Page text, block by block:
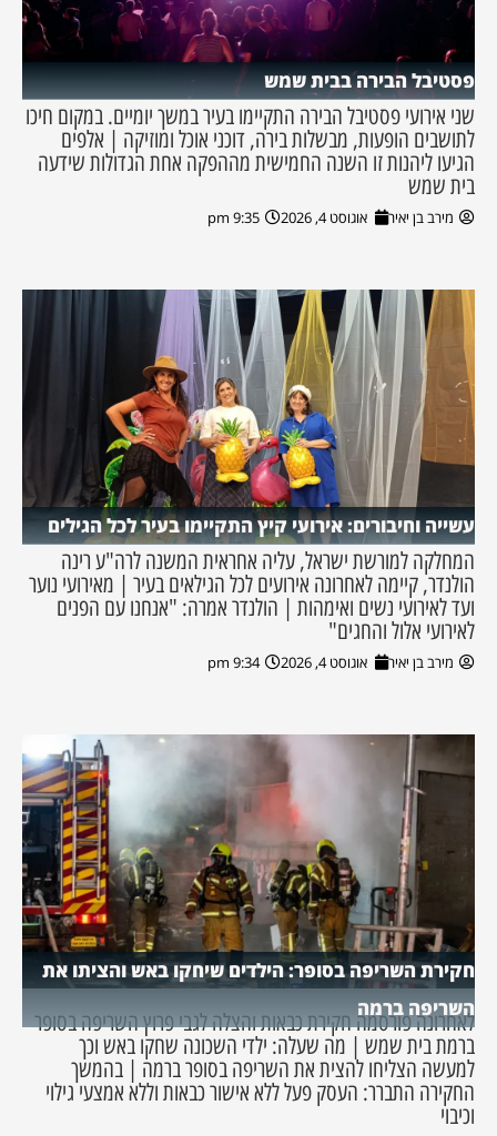
פסטיבל הבירה בבית שמש
שני אירועי פסטיבל הבירה התקיימו בעיר במשך יומיים. במקום חיכו
לתושבים הופעות, מבשלות בירה, דוכני אוכל ומוזיקה | אלפים
הגיעו ליהנות זו השנה החמישית מההפקה אחת הגדולות שידעה
בית שמש
מירב בן יאיר אוגוסט 4, 2026 9:35 pm
עשייה וחיבורים: אירועי קיץ התקיימו בעיר לכל הגילים
המחלקה למורשת ישראל, עליה אחראית המשנה לרה"ע רינה
הולנדר, קיימה לאחרונה אירועים לכל הגילאים בעיר | מאירועי נוער
ועד לאירועי נשים ואימהות | הולנדר אמרה: "אנחנו עם הפנים
לאירועי אלול והחגים"
מירב בן יאיר אוגוסט 4, 2026 9:34 pm
חקירת השריפה בסופר: הילדים שיחקו באש והציתו את
השריפה ברמה
לאחרונה פורסמה חקירת כבאות והצלה לגבי פרוץ השריפה בסופר
ברמת בית שמש | מה שעלה: ילדי השכונה שחקו באש וכך
למעשה הצליחו להצית את השריפה בסופר ברמה | בהמשך
החקירה התברר: העסק פעל ללא אישור כבאות וללא אמצעי גילוי
וכיבוי